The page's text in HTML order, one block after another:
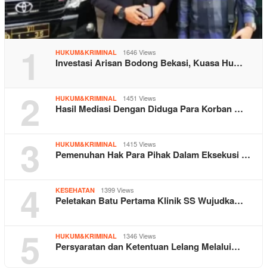
1 HUKUM&KRIMINAL 1646 Views
Investasi Arisan Bodong Bekasi, Kuasa Hu…
2 HUKUM&KRIMINAL 1451 Views
Hasil Mediasi Dengan Diduga Para Korban …
3 HUKUM&KRIMINAL 1415 Views
Pemenuhan Hak Para Pihak Dalam Eksekusi …
4 KESEHATAN 1399 Views
Peletakan Batu Pertama Klinik SS Wujudka…
5 HUKUM&KRIMINAL 1346 Views
Persyaratan dan Ketentuan Lelang Melalui…